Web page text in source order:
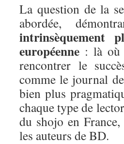
La question de la
abordée,
intrinsèquement
européenne : là où
rencontrer le
comme le journal
bien plus
chaque type de
du shojo en
les auteurs de BD.